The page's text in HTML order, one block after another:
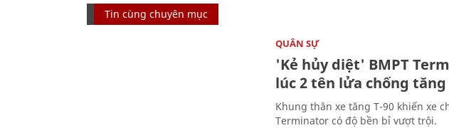
Tin cùng chuyên mục
QUÂN SỰ
'Kẻ hủy diệt' BMPT
lúc 2 tên lửa chống tăng
Khung thân xe tăng T-90 khiến xe
Terminator có độ bền bỉ vượt trội.